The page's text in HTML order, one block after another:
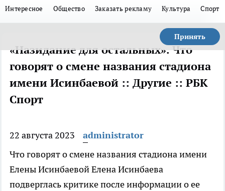
Интересное Общество Заказать рекламу Культура Спорт
Принять
«Назидание для остальных». Что
говорят о смене названия стадиона
имени Исинбаевой :: Другие :: РБК
Спорт
22 августа 2023
administrator
Что говорят о смене названия стадиона имени
Елены ИсинбаевойЕлена Исинбаева
подверглась критике после информации о ее